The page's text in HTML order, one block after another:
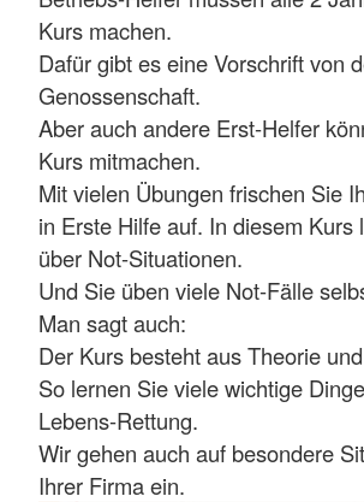
Kurs machen.
Dafür gibt es eine Vorschrift von
Genossenschaft.
Aber auch andere Erst-Helfer
Kurs mitmachen.
Mit vielen Übungen frischen Sie
in Erste Hilfe auf. In diesem Kurs
über Not-Situationen.
Und Sie üben viele Not-Fälle
Man sagt auch:
Der Kurs besteht aus Theorie
So lernen Sie viele wichtige
Lebens-Rettung.
Wir gehen auch auf besondere
Ihrer Firma ein.